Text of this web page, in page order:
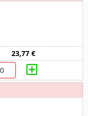
23,77 €